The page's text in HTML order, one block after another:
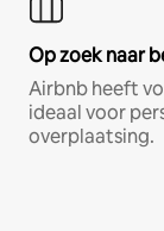
Op zoek naar
Airbnb heeft
ideaal voor
overplaatsing.